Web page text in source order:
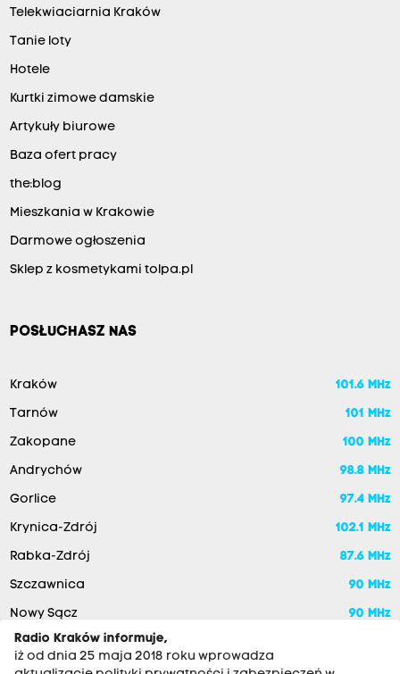
Telekwiaciarnia Kraków
Tanie loty
Hotele
Kurtki zimowe damskie
Artykuły biurowe
Baza ofert pracy
the:blog
Mieszkania w Krakowie
Darmowe ogłoszenia
Sklep z kosmetykami tolpa.pl
POSŁUCHASZ NAS
Kraków 101.6 MHz
Tarnów 101 MHz
Zakopane 100 MHz
Andrychów 98.8 MHz
Gorlice 97.4 MHz
Krynica-Zdrój 102.1 MHz
Rabka-Zdrój 87.6 MHz
Szczawnica 90 MHz
Nowy Sącz
90 MHz
Radio Kraków informuje,
iż od dnia 25 maja 2018 roku wprowadza